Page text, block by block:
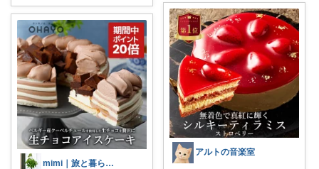
mimi｜旅と暮らし ✈️🌿
アルトの音楽室